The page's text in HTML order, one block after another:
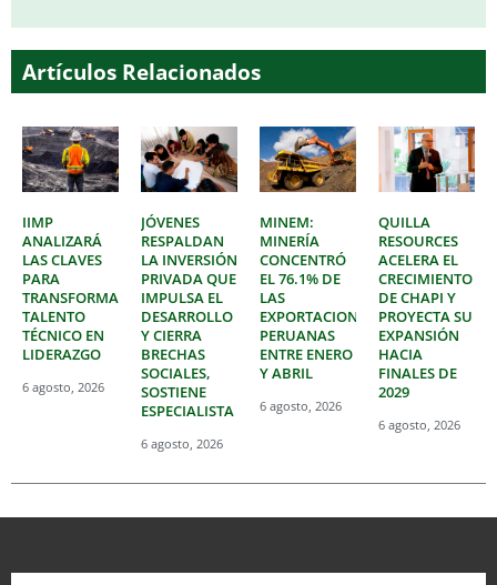
Artículos Relacionados
IIMP
ANALIZARÁ
LAS CLAVES
PARA
TRANSFORMAR
TALENTO
TÉCNICO EN
LIDERAZGO
6 agosto, 2026
JÓVENES
RESPALDAN
LA INVERSIÓN
PRIVADA QUE
IMPULSA EL
DESARROLLO
Y CIERRA
BRECHAS
SOCIALES,
SOSTIENE
ESPECIALISTA
6 agosto, 2026
MINEM:
MINERÍA
CONCENTRÓ
EL 76.1% DE
LAS
EXPORTACIONES
PERUANAS
ENTRE ENERO
Y ABRIL
6 agosto, 2026
QUILLA
RESOURCES
ACELERA EL
CRECIMIENTO
DE CHAPI Y
PROYECTA SU
EXPANSIÓN
HACIA
FINALES DE
2029
6 agosto, 2026